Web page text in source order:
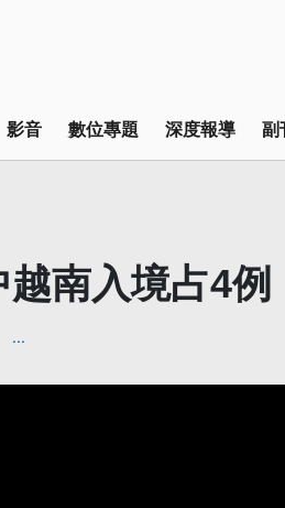
影音 數位專題 深度報導 副
南入境占4例
...